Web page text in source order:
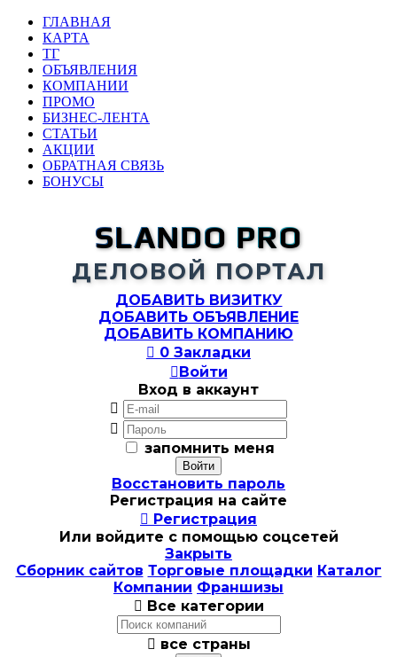
ГЛАВНАЯ
КАРТА
ТГ
ОБЪЯВЛЕНИЯ
КОМПАНИИ
ПРОМО
БИЗНЕС-ЛЕНТА
СТАТЬИ
АКЦИИ
ОБРАТНАЯ СВЯЗЬ
БОНУСЫ
SLANDO PRO
ДЕЛОВОЙ ПОРТАЛ
ДОБАВИТЬ ВИЗИТКУ
ДОБАВИТЬ ОБЪЯВЛЕНИЕ
ДОБАВИТЬ КОМПАНИЮ
 0 Закладки
Войти
Вход в аккаунт


запомнить меня
Восстановить пароль
Регистрация на сайте
 Регистрация
Или войдите с помощью соцсетей
Закрыть
Сборник сайтов Торговые площадки Каталог
Компании Франшизы
 Все категории
 все страны